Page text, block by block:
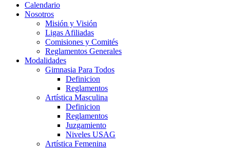
Calendario
Nosotros
Misión y Visión
Ligas Afiliadas
Comisiones y Comités
Reglamentos Generales
Modalidades
Gimnasia Para Todos
Definicion
Reglamentos
Artística Masculina
Definicion
Reglamentos
Juzgamiento
Niveles USAG
Artística Femenina